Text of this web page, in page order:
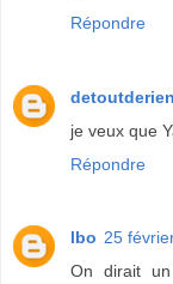
Répondre
detoutderien
je veux que
Répondre
lbo 25
On dirait